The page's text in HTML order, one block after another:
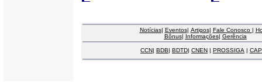
Notícias| Eventos| Artigos| Fale Conosco |
Bônus| Informações| Gerência
CCN| BDB| BDTD| CNEN | PROSSIGA |